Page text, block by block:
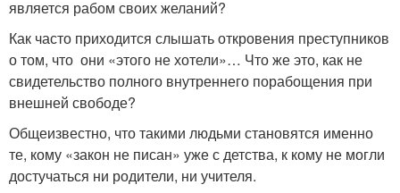
является рабом своих желаний?
Как часто приходится слышать откровения преступников
о том, что они «этого не хотели»… Что же это, как не
свидетельство полного внутреннего порабощения при
внешней свободе?
Общеизвестно, что такими людьми становятся именно
те, кому «закон не писан» уже с детства, к кому не могли
достучаться ни родители, ни учителя.